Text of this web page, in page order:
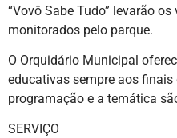
“Vovô Sabe Tudo” levarão
monitorados pelo parque.
O Orquidário Municipal
educativas sempre aos finais
programação e a temática
SERVIÇO